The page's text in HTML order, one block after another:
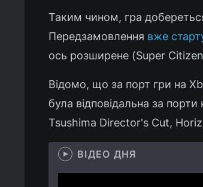
Таким чином, гра
Передзамовлення вже
ось розширене (Super
Відомо, що за порт гри на
була відповідальна за
Tsushima Director's Cut,
ВІДЕО ДНЯ